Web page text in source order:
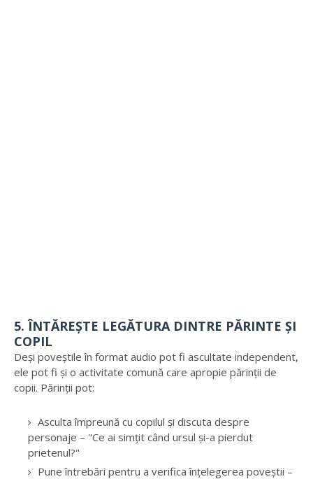
5. ÎNTĂREȘTE LEGĂTURA DINTRE PĂRINTE ȘI
COPIL
Deși poveștile în format audio pot fi ascultate independent,
ele pot fi și o activitate comună care apropie părinții de
copii. Părinții pot:
Asculta împreună cu copilul și discuta despre
personaje – "Ce ai simțit când ursul și-a pierdut
prietenul?"
Pune întrebări pentru a verifica înțelegerea poveștii –